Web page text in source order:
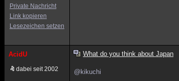
Private Nachricht
Link kopieren
Lesezeichen setzen
AcidU
dabei seit 2002
What do you think about Japan
@kikuchi